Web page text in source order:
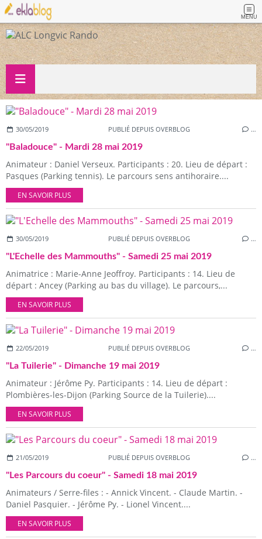
MENU
30/05/2019 PUBLIÉ DEPUIS OVERBLOG …
"Baladouce" - Mardi 28 mai 2019
Animateur : Daniel Verseux. Participants : 20. Lieu de départ :
Pasques (Parking tennis). Le parcours sens antihoraire....
EN SAVOIR PLUS
30/05/2019 PUBLIÉ DEPUIS OVERBLOG …
"L'Echelle des Mammouths" - Samedi 25 mai 2019
Animatrice : Marie-Anne Jeoffroy. Participants : 14. Lieu de
départ : Ancey (Parking au bas du village). Le parcours,...
EN SAVOIR PLUS
22/05/2019 PUBLIÉ DEPUIS OVERBLOG …
"La Tuilerie" - Dimanche 19 mai 2019
Animateur : Jérôme Py. Participants : 14. Lieu de départ :
Plombières-les-Dijon (Parking Source de la Tuilerie)....
EN SAVOIR PLUS
21/05/2019 PUBLIÉ DEPUIS OVERBLOG …
"Les Parcours du coeur" - Samedi 18 mai 2019
Animateurs / Serre-files : - Annick Vincent. - Claude Martin. -
Daniel Pasquier. - Jérôme Py. - Lionel Vincent....
EN SAVOIR PLUS